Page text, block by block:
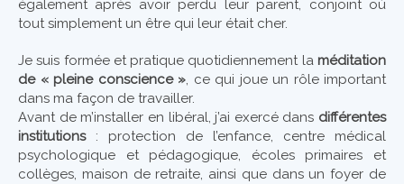
également après avoir perdu leur parent, conjoint où
tout simplement un être qui leur était cher.
Je suis formée et pratique quotidiennement la méditation
de « pleine conscience », ce qui joue un rôle important
dans ma façon de travailler.
Avant de m’installer en libéral, j’ai exercé dans différentes
institutions: protection de l’enfance, centre médical
psychologique et pédagogique, écoles primaires et
collèges, maison de retraite, ainsi que dans un foyer de